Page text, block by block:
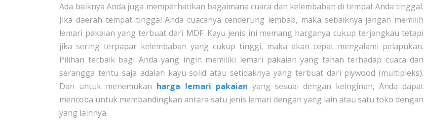
Ada baiknya Anda juga memperhatikan bagaimana cuaca dan kelembaban di tempat Anda tinggal.
Jika daerah tempat tinggal Anda cuacanya cenderung lembab, maka sebaiknya jangan memilih
lemari pakaian yang terbuat dari MDF. Kayu jenis ini memang harganya cukup terjangkau tetapi
jika sering terpapar kelembaban yang cukup tinggi, maka akan cepat mengalami pelapukan.
Pilihan terbaik bagi Anda yang ingin memiliki lemari pakaian yang tahan terhadap cuaca dan
serangga tentu saja adalah kayu solid atau setidaknya yang terbuat dari plywood (multipleks).
Dan untuk menemukan harga lemari pakaian yang sesuai dengan keinginan, Anda dapat
mencoba untuk membandingkan antara satu jenis lemari dengan yang lain atau satu toko dengan
yang lainnya.